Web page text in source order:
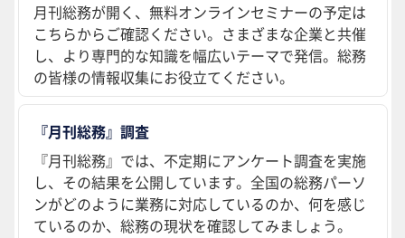
月刊総務が開く、無料オンラインセミナーの予定は
こちらからご確認ください。さまざまな企業と共催
し、より専門的な知識を幅広いテーマで発信。総務
の皆様の情報収集にお役立てください。
『月刊総務』調査
『月刊総務』では、不定期にアンケート調査を実施
し、その結果を公開しています。全国の総務パーソ
ンがどのように業務に対応しているのか、何を感じ
ているのか、総務の現状を確認してみましょう。